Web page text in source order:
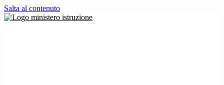
Salta al contenuto